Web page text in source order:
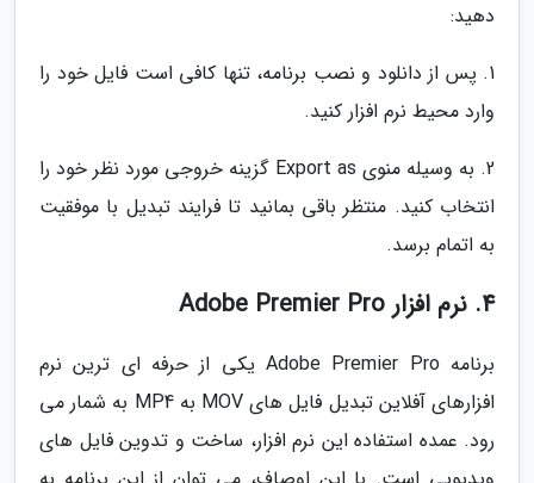
دهید:
1. پس از دانلود و نصب برنامه، تنها کافی است فایل خود را
وارد محیط نرم افزار کنید.
2. به وسیله منوی Export as گزینه خروجی مورد نظر خود را
انتخاب کنید. منتظر باقی بمانید تا فرایند تبدیل با موفقیت
به اتمام برسد.
4. نرم افزار Adobe Premier Pro
برنامه Adobe Premier Pro یکی از حرفه ای ترین نرم
افزارهای آفلاین تبدیل فایل های MOV به MP4 به شمار می
رود. عمده استفاده این نرم افزار، ساخت و تدوین فایل های